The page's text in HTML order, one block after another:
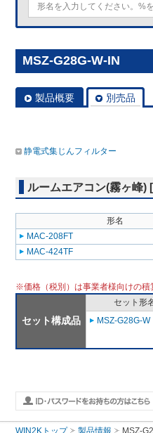
MSZ-G28G-W-IN
製品概要 別売品
静電式集じんフィルター
ルームエアコン(霧ヶ峰)
形名
MAC-208FT
MAC-424TF
※価格（税別）は事業者様向けの積
セット構成品
セット形
MSZ-G28G-W